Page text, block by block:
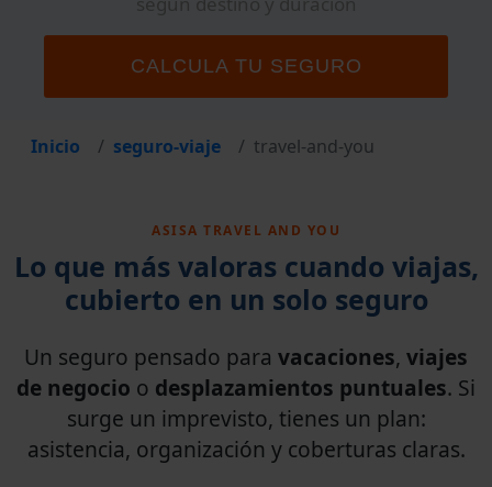
CALCULA TU SEGURO
Inicio seguro-viaje travel-and-you
ASISA TRAVEL AND YOU
Lo que más valoras cuando viajas,
cubierto en un solo seguro
Un seguro pensado para vacaciones, viajes
de negocio o desplazamientos puntuales. Si
surge un imprevisto, tienes un plan:
asistencia, organización y coberturas claras.